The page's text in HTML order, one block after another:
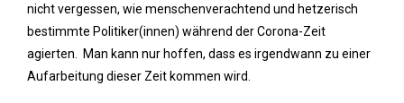
nicht vergessen, wie menschenverachtend und hetzerisch
bestimmte Politiker(innen) während der Corona-Zeit
agierten. Man kann nur hoffen, dass es irgendwann zu einer
Aufarbeitung dieser Zeit kommen wird.